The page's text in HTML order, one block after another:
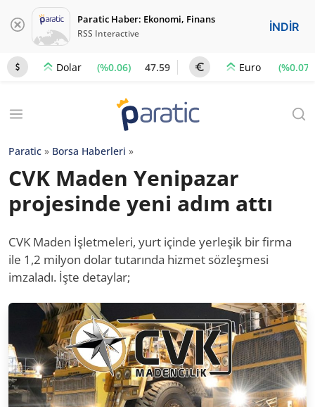
Paratic Haber: Ekonomi, Finans
RSS Interactive İNDİR
Dolar (%0.06) 47.59 Euro (%0.07)
Paratic » Borsa Haberleri »
CVK Maden Yenipazar
projesinde yeni adım attı
CVK Maden İşletmeleri, yurt içinde yerleşik bir firma
ile 1,2 milyon dolar tutarında hizmet sözleşmesi
imzaladı. İşte detaylar;